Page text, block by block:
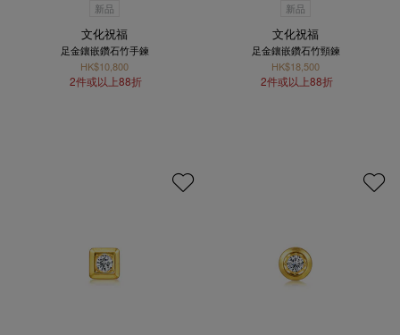
新品
文化祝福
足金鑲嵌鑽石竹手鍊
HK$10,800
2件或以上88折
新品
文化祝福
足金鑲嵌鑽石竹頸鍊
HK$18,500
2件或以上88折